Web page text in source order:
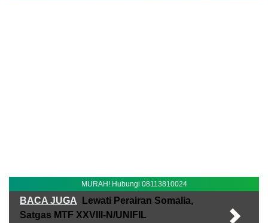
MURAH! Hubungi 08113810024
BACA JUGA
Lewati Perairan Somalia,
Satgas MTF XXVIII-N/UNIFIL